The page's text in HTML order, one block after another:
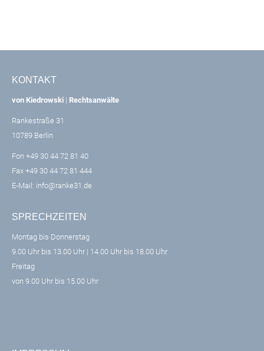
KONTAKT
von Kiedrowski | Rechtsanwälte
Rankestraße 31
10789 Berlin
Fon +49 30 44 72 81 40
Fax +49 30 44 72 81 444
E-Mail: info@ranke31.de
SPRECHZEITEN
Montag bis Donnerstag
9.00 Uhr bis 13.00 Uhr | 14.00 Uhr bis 18.00 Uhr
Freitag
von 9.00 Uhr bis 15.00 Uhr